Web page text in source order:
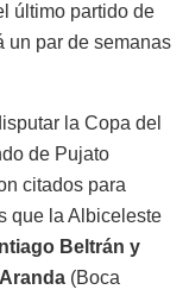
último partido de
un par de semanas
la Copa del
de Pujato
citados para
que la Albiceleste
Beltrán y
(Boca